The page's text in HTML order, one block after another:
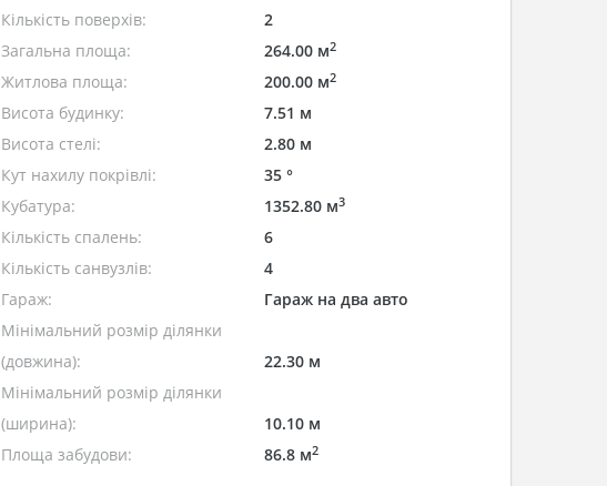
Кількість поверхів:
2
Загальна площа:
264.00 м2
Житлова площа: 200.00 м2
Висота будинку:
7.51 м
Висота стелі:
2.80 м
Кут нахилу покрівлі:
35 °
Кубатура:
1352.80 м3
Кількість спалень:
6
Кількість санвузлів:
4
Гараж:
Гараж на два авто
Мінімальний розмір ділянки
(довжина):
22.30 м
Мінімальний розмір ділянки
(ширина):
10.10 м
Площа забудови:
86.8 м2